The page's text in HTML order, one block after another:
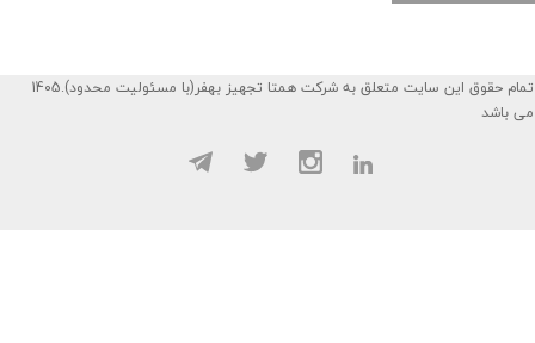
1405.تمام حقوق این سایت متعلق به شرکت همتا تجهیز بهفر(با مسئولیت محدود)
می باشد